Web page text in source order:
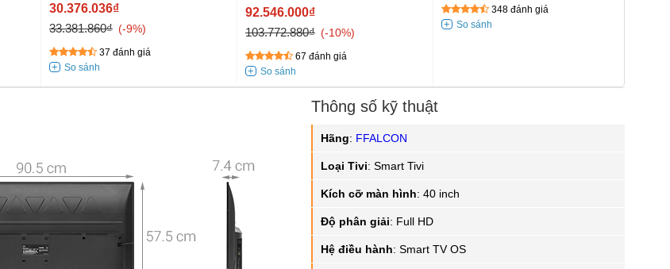
30.376.036₫
33.381.860₫
-9%
37 đánh giá
92.546.000₫
103.772.880₫
-10%
67 đánh giá
348 đánh giá
Thông số kỹ thuật
Hãng: FFALCON
Loại Tivi: Smart Tivi
Kích cỡ màn hình: 40 inch
Độ phân giải: Full HD
Hệ điều hành: Smart TV OS